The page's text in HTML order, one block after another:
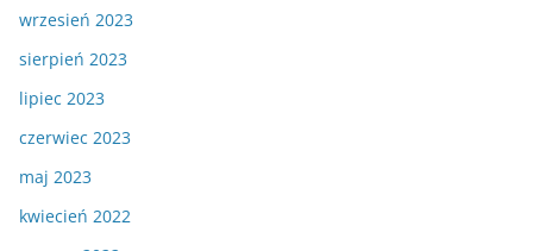
wrzesień 2023
sierpień 2023
lipiec 2023
czerwiec 2023
maj 2023
kwiecień 2022